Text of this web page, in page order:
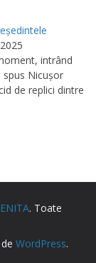
intrând
Nicuşor
de replici dintre
. Toate
WordPress.